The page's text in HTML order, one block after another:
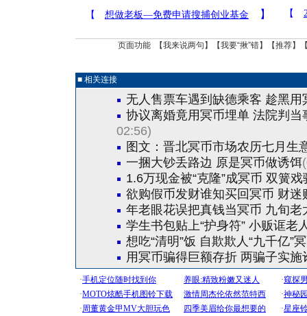
页面功能 【我来说两句 】【我要“揪”错】【推荐】
■ 相关连接
无人售票车遇到缺德乘客 趁黑用
协议离婚竟用冥币埋单 法院判当
02:56)
图文：晋北冥币市场农历七月生
一捆大钞丢路边 原是冥币做诱饵
1.6万现金被“克隆”成冥币 双簧
欲购假币发财谁知买回冥币 财迷
年老眼花误把真钱当冥币 九旬老
学生书包贴上“护身符” 小贩诓老
想吃“清明”饭 自欺欺人“九千亿”
用冥币骗得巨额存折 两骗子实施